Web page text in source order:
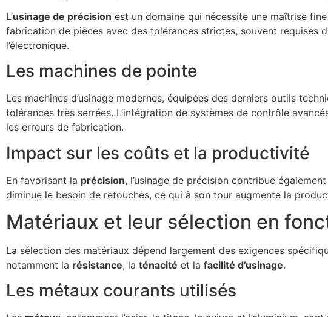
L’usinage de précision est un domaine qui nécessite une maîtrise
fabrication de pièces avec des tolérances strictes, souvent requises
l’électronique.
Les machines de pointe
Les machines d’usinage modernes, équipées des derniers outils
tolérances très serrées. L’intégration de systèmes de contrôle
les erreurs de fabrication.
Impact sur les coûts et la productivité
En favorisant la précision, l’usinage de précision contribue
diminue le besoin de retouches, ce qui à son tour augmente la
Matériaux et leur sélection en
La sélection des matériaux dépend largement des exigences
notamment la résistance, la ténacité et la facilité d’usinage.
Les métaux courants utilisés